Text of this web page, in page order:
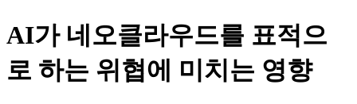
AI가 네오클라우드를 표적으
로 하는 위협에 미치는 영향